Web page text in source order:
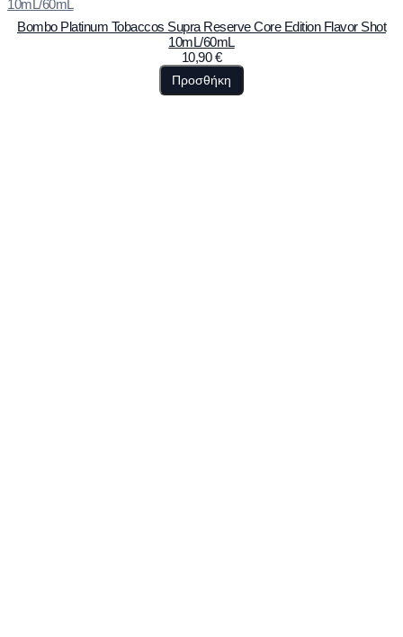
Bombo Platinum Tobaccos Supra Reserve Core Edition Flavor Shot
10mL/60mL
10,90€
Προσθήκη